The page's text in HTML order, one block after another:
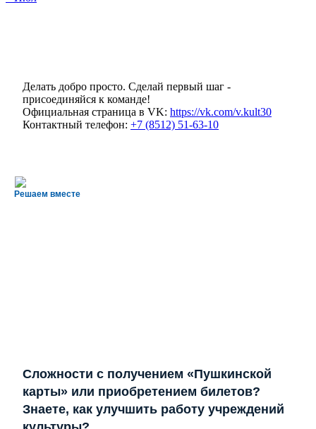
Делать добро просто. Сделай первый шаг -
присоединяйся к команде!
Официальная страница в VK: https://vk.com/v.kult30
Контактный телефон: +7 (8512) 51-63-10
Решаем вместе
Сложности с получением «Пушкинской
карты» или приобретением билетов?
Знаете, как улучшить работу учреждений